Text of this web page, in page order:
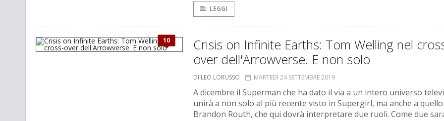
LEGGI
10
Crisis on Infinite Earths: Tom Welling nel
over dell'Arrowverse. E non solo
DI LEO LORUSSO MARTEDÌ 24 SETTEMBRE 2019
A dicembre il Superman che ha dato il via a un intero universo
unirà a non solo al più recente visto in Supergirl, ma anche a
Brandon Routh, che qui dovrà interpretare due ruoli. Come due